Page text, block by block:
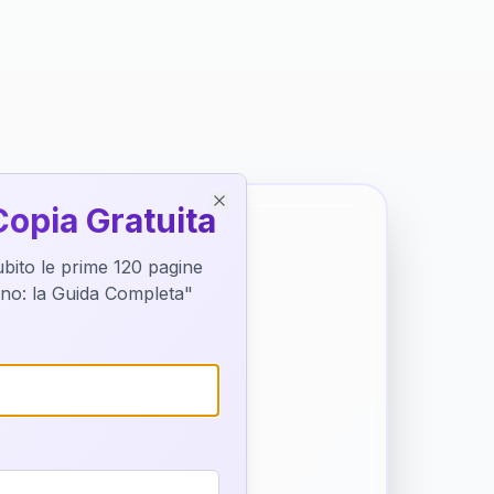
di
Gratuita
le prime 120 pagine
la Guida Completa"